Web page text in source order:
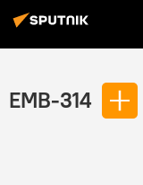
EMB-314